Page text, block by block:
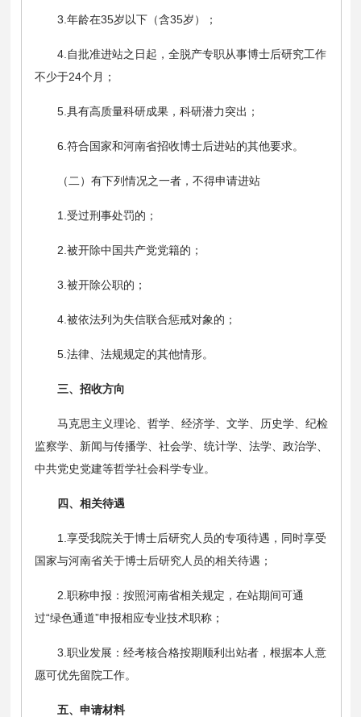
3.年龄在35岁以下（含35岁）；
4.自批准进站之日起，全脱产专职从事博士后研究工作
不少于24个月；
5.具有高质量科研成果，科研潜力突出；
6.符合国家和河南省招收博士后进站的其他要求。
（二）有下列情况之一者，不得申请进站
1.受过刑事处罚的；
2.被开除中国共产党党籍的；
3.被开除公职的；
4.被依法列为失信联合惩戒对象的；
5.法律、法规规定的其他情形。
三、招收方向
马克思主义理论、哲学、经济学、文学、历史学、纪检
监察学、新闻与传播学、社会学、统计学、法学、政治学、
中共党史党建等哲学社会科学专业。
四、相关待遇
1.享受我院关于博士后研究人员的专项待遇，同时享受
国家与河南省关于博士后研究人员的相关待遇；
2.职称申报：按照河南省相关规定，在站期间可通
过“绿色通道”申报相应专业技术职称；
3.职业发展：经考核合格按期顺利出站者，根据本人意
愿可优先留院工作。
五、申请材料